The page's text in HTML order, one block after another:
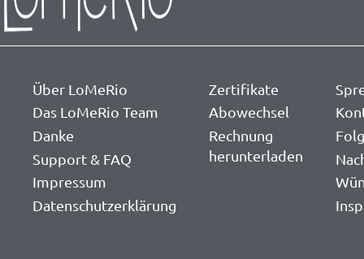
Über LoMeRio
Das LoMeRio Team
Danke
Support & FAQ
Impressum
Datenschutzerklärung
Zertifikate
Abowechsel
Rechnung
herunterladen